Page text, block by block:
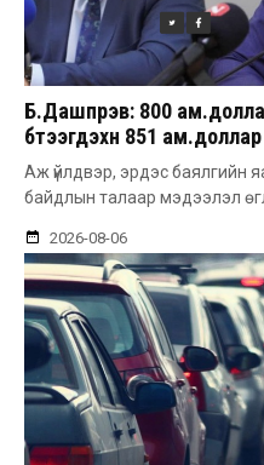
Б.Дашпүрэв: 800
бүтээгдэхүүн 851
Аж үйлдвэр, эрдэс баялгийн
байдлын талаар мэдээлэл
2026-08-06